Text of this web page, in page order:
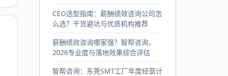
CEO选型指南：薪酬绩效咨询公司怎
么选？干货避坑与优质机构推荐
薪酬绩效咨询哪家强？智帮咨询，
2026专业度与落地效果综合评估
智帮咨询：东莞SMT工厂年度经营计